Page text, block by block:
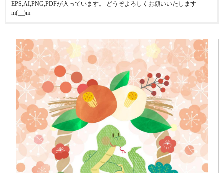
EPS,AI,PNG,PDFが入っています。 どうぞよろしくお願いいたします
m(__)m